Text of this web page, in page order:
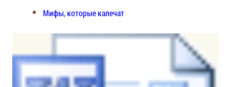
Мифы, которые калечат